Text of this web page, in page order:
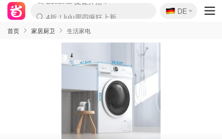
Boticinal 夏促开抢！
还没结束！&OtherStories大促
Joybuy变相75折 随时失效
速领！Stanley独家85折
疑似霸哥！Camper额外叠85折
Zalando 奥莱闪促！每日更新
Moncler反季囤！5折起+叠9折
Coach Brooklyn仅€192
🇩🇪
DE
首页 家居厨卫 生活家电